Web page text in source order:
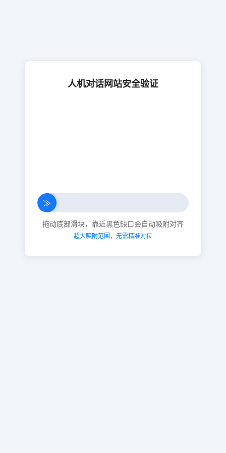
人机对话网站安全验证
≫
拖动底部滑块，靠近黑色缺口会自动吸附对齐
超大吸附范围，无需精准对位